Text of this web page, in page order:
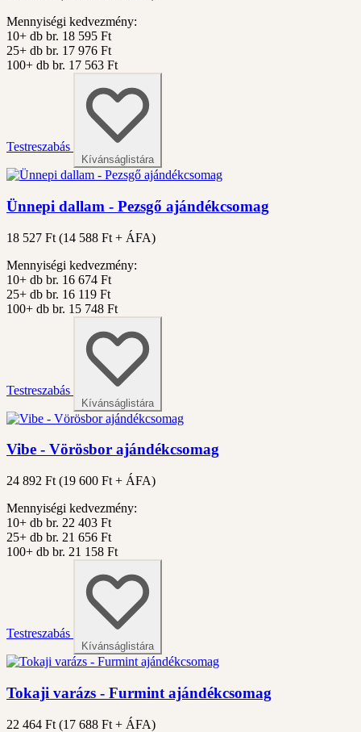
Mennyiségi kedvezmény:
10+ db br. 18 595 Ft
25+ db br. 17 976 Ft
100+ db br. 17 563 Ft
Testreszabás
Kívánságlistára
Ünnepi dallam - Pezsgő ajándékcsomag
18 527 Ft (14 588 Ft + ÁFA)
Mennyiségi kedvezmény:
10+ db br. 16 674 Ft
25+ db br. 16 119 Ft
100+ db br. 15 748 Ft
Testreszabás
Kívánságlistára
Vibe - Vörösbor ajándékcsomag
24 892 Ft (19 600 Ft + ÁFA)
Mennyiségi kedvezmény:
10+ db br. 22 403 Ft
25+ db br. 21 656 Ft
100+ db br. 21 158 Ft
Testreszabás
Kívánságlistára
Tokaji varázs - Furmint ajándékcsomag
22 464 Ft (17 688 Ft + ÁFA)